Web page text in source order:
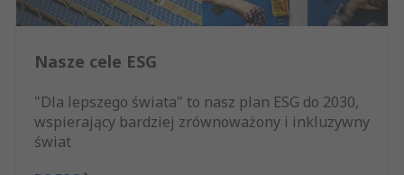
Nasze cele ESG
"Dla lepszego świata" to nasz plan ESG do 2030,
wspierający bardziej zrównoważony i inkluzywny
świat